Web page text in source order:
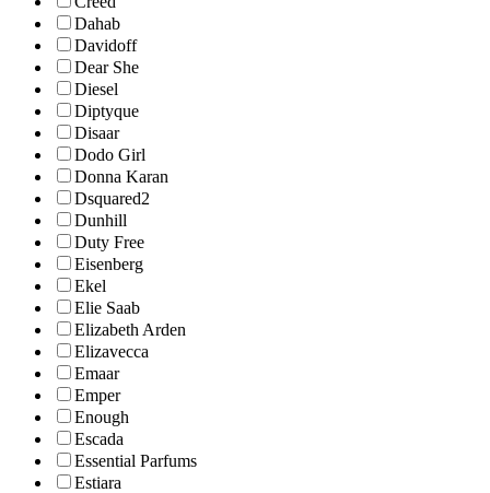
Dahab
Davidoff
Dear She
Diesel
Diptyque
Disaar
Dodo Girl
Donna Karan
Dsquared2
Dunhill
Duty Free
Eisenberg
Ekel
Elie Saab
Elizabeth Arden
Elizavecca
Emaar
Emper
Enough
Escada
Essential Parfums
Estiara